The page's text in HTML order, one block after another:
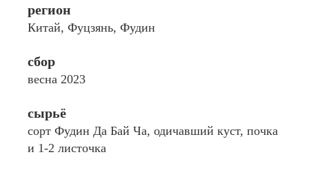
регион
Китай, Фуцзянь, Фудин
сбор
весна 2023
сырьё
сорт Фудин Да Бай Ча, одичавший куст, почка
и 1-2 листочка